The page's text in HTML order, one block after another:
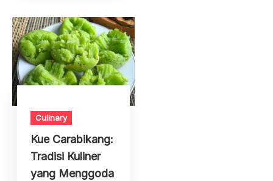
Culinary
Kue Carabikang:
Tradisi Kuliner
yang Menggoda